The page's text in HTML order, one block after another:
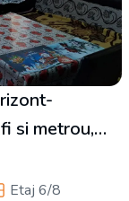
si metrou,
Etaj 6/8